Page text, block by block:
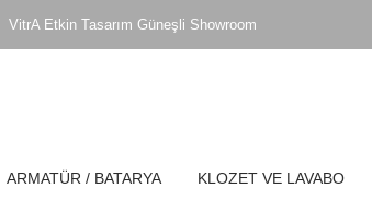
VitrA Etkin Tasarım Güneşli Showroom
ARMATÜR / BATARYA KLOZET VE LAVABO